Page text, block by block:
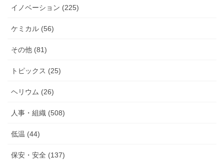
イノベーション (225)
ケミカル (56)
その他 (81)
トピックス (25)
ヘリウム (26)
人事・組織 (508)
低温 (44)
保安・安全 (137)